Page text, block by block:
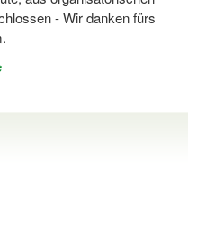
für Dortmunder
- Wir danken fürs